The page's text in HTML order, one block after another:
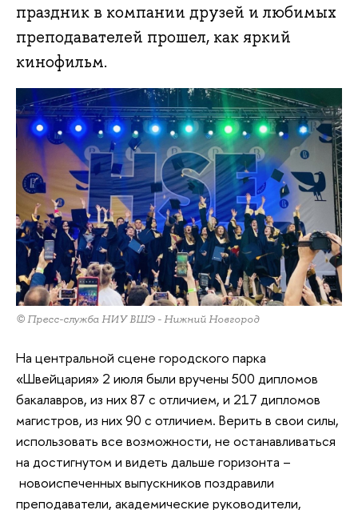
праздник в компании друзей и любимых
преподавателей прошел, как яркий
кинофильм.
© Пресс-служба НИУ ВШЭ - Нижний Новгород
На центральной сцене городского парка
«Швейцария» 2 июля были вручены 500 дипломов
бакалавров, из них 87 с отличием, и 217 дипломов
магистров, из них 90 с отличием. Верить в свои силы,
использовать все возможности, не останавливаться
на достигнутом и видеть дальше горизонта –
новоиспеченных выпускников поздравили
преподаватели, академические руководители,